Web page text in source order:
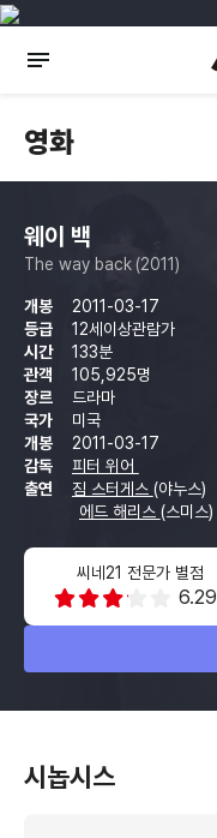
영화
웨이 백
The way back (2011)
개봉
2011-03-17
등급
12세이상관람가
시간
133분
관객
105,925명
장르
드라마
국가
미국
개봉
2011-03-17
감독
피터 위어
출연
짐 스터게스 (야누스)
에드 해리스 (스미스)
씨네21 전문가 별점
6.29
시놉시스